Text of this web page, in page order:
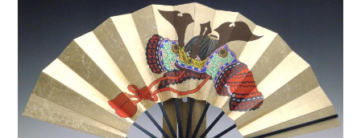
お問い合わせ